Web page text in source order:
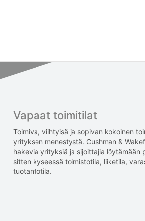
Vapaat toimitilat
Toimiva, viihtyisä ja sopivan kokoinen
yrityksen menestystä. Cushman &
hakevia yrityksiä ja sijoittajia löytämään
sitten kyseessä toimistotila, liiketila,
tuotantotila.